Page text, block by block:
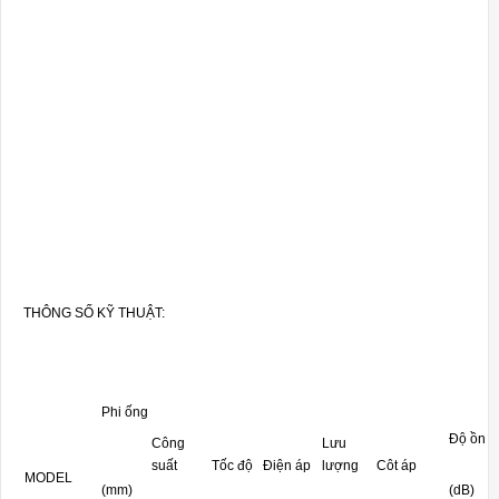
THÔNG SỐ KỸ THUẬT:
MODEL
Phi ống
Công
suất
Tốc độ Điện áp
Lưu
lượng
Côt áp
Độ ồn
(mm) (dB)